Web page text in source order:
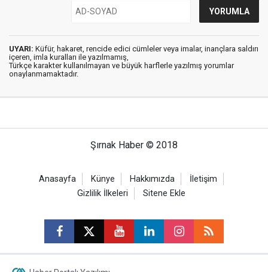
UYARI: Küfür, hakaret, rencide edici cümleler veya imalar, inançlara saldırı
içeren, imla kuralları ile yazılmamış,
Türkçe karakter kullanılmayan ve büyük harflerle yazılmış yorumlar
onaylanmamaktadır.
Şırnak Haber © 2018
Anasayfa Künye Hakkımızda
İletişim
Gizlilik İlkeleri
Sitene Ekle